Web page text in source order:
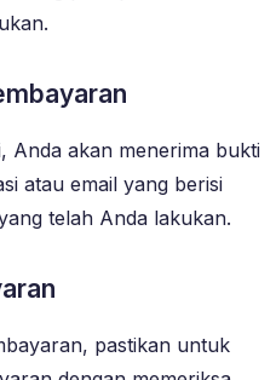
Anda akan menerima bukti
atau email yang berisi
telah Anda lakukan.
pastikan untuk